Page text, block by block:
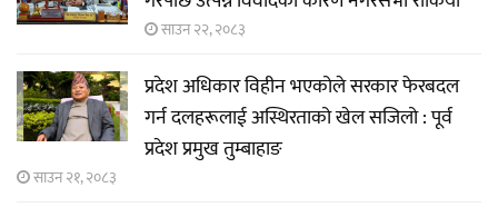
साउन २२, २०८३
प्रदेश अधिकार विहीन भएकोले सरकार फेरबदल
गर्न दलहरूलाई अस्थिरताको खेल सजिलो : पूर्व
प्रदेश प्रमुख तुम्बाहाङ
साउन २१, २०८३